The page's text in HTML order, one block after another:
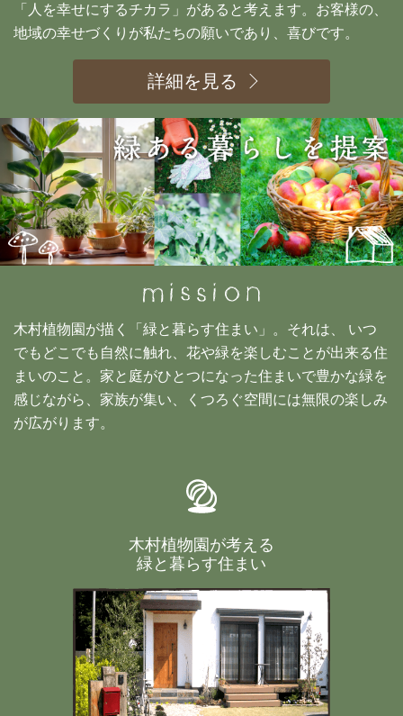
「人を幸せにするチカラ」があると考えます。お客様の、
地域の幸せづくりが私たちの願いであり、喜びです。
詳細を見る
木村植物園が描く「緑と暮らす住まい」。それは、 いつ
でもどこでも自然に触れ、花や緑を楽しむことが出来る住
まいのこと。家と庭がひとつになった住まいで豊かな緑を
感じながら、家族が集い、くつろぐ空間には無限の楽しみ
が広がります。
木村植物園が考える
緑と暮らす住まい